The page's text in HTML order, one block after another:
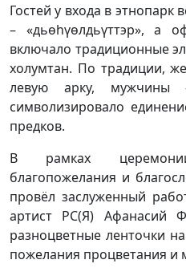
Гостей у входа в этнопарк
– «дьөһүөлдьүттэр», а
включало традиционные
холумтан. По традиции,
левую арку,
символизировало
предков.
В рамках
благопожелания и
провёл заслуженный
артист РС(Я) Афанасий
разноцветные ленточки
пожелания процветания и